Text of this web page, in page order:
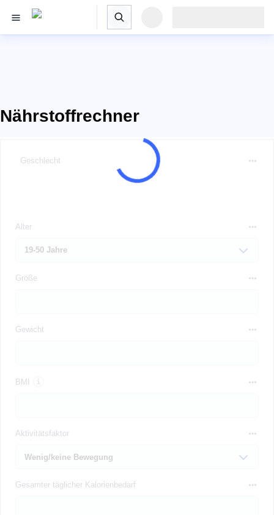
Nährstoffrechner
Geschlecht
Alter
Größe
Gewicht
BMI
Aktivitätsfaktor
Gesamter täglicher Kalorienbedarf